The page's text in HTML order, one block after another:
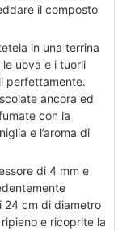
il composto
in una terrina
uova e i tuorli
perfettamente.
ancora ed
con la
e l’aroma di
di 4 mm e
24 cm di diametro
e ricoprite la